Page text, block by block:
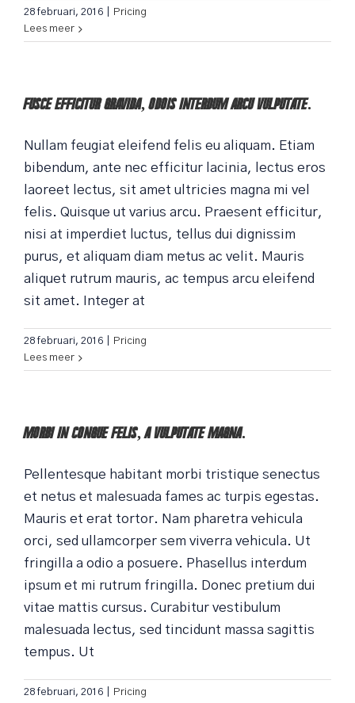
28 februari, 2016
Pricing
Lees meer
Fusce efficitur gravida, odois interdum arcu vulputate.
Nullam feugiat eleifend felis eu aliquam. Etiam
bibendum, ante nec efficitur lacinia, lectus eros
laoreet lectus, sit amet ultricies magna mi vel
felis. Quisque ut varius arcu. Praesent efficitur,
nisi at imperdiet luctus, tellus dui dignissim
purus, et aliquam diam metus ac velit. Mauris
aliquet rutrum mauris, ac tempus arcu eleifend
sit amet. Integer at
28 februari, 2016
Pricing
Lees meer
Morbi in congue felis, a vulputate magna.
Pellentesque habitant morbi tristique senectus
et netus et malesuada fames ac turpis egestas.
Mauris et erat tortor. Nam pharetra vehicula
orci, sed ullamcorper sem viverra vehicula. Ut
fringilla a odio a posuere. Phasellus interdum
ipsum et mi rutrum fringilla. Donec pretium dui
vitae mattis cursus. Curabitur vestibulum
malesuada lectus, sed tincidunt massa sagittis
tempus. Ut
28 februari, 2016
Pricing